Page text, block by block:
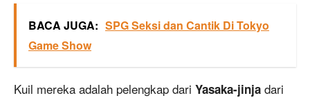
BACA JUGA: SPG Seksi dan Cantik Di Tokyo
Game Show
Kuil mereka adalah pelengkap dari Yasaka-jinja dari